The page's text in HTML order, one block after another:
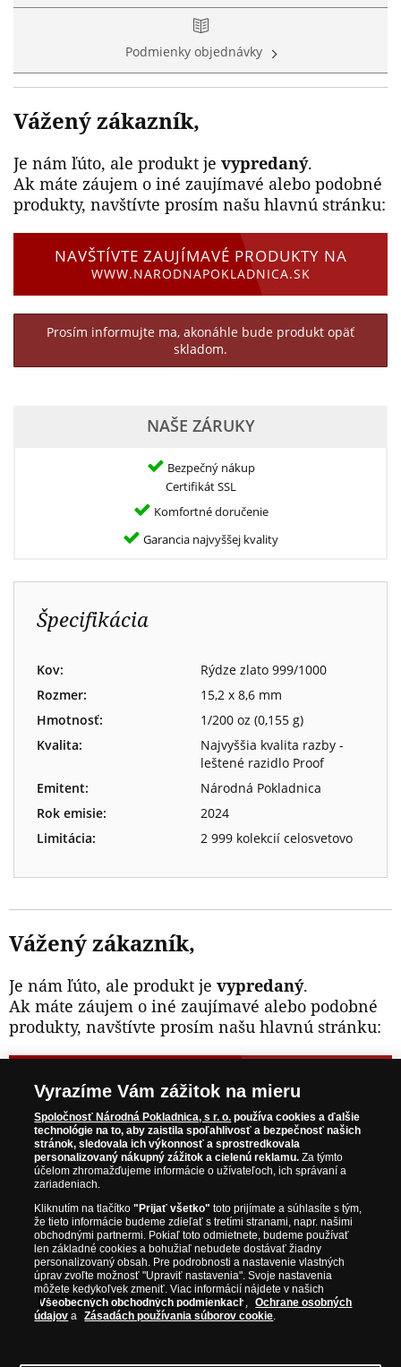
Podmienky objednávky
Vážený zákazník,
Je nám ľúto, ale produkt je vypredaný.
Ak máte záujem o iné zaujímavé alebo podobné
produkty, navštívte prosím našu hlavnú stránku:
NAVŠTÍVTE ZAUJÍMAVÉ PRODUKTY NA
WWW.NARODNAPOKLADNICA.SK
Prosím informujte ma, akonáhle bude produkt opäť
skladom.
NAŠE ZÁRUKY
Bezpečný nákup
Certifikát SSL
Komfortné doručenie
Garancia najvyššej kvality
Špecifikácia
Kov:
Rýdze zlato 999/1000
Rozmer:
15,2 x 8,6 mm
Hmotnosť:
1/200 oz (0,155 g)
Kvalita:
Najvyššia kvalita razby -
leštené razidlo Proof
Emitent:
Národná Pokladnica
Rok emisie:
2024
Limitácia:
2 999 kolekcií celosvetovo
Vážený zákazník,
Je nám ľúto, ale produkt je vypredaný.
Ak máte záujem o iné zaujímavé alebo podobné
produkty, navštívte prosím našu hlavnú stránku:
WWW.NARODNAPOKLADNICA.SK
Prosím informujte ma, akonáhle bude produkt opäť
skladom.
NAŠE ZÁRUKY
Bezpečný nákup
Certifikát SSL
Garancia najvyššej kvality
Vyrazíme Vám zážitok na mieru
Spoločnosť Národná Pokladnica, s r. o. používa cookies a ďalšie
technológie na to, aby zaistila spoľahlivosť a bezpečnosť našich
stránok, sledovala ich výkonnosť a sprostredkovala
personalizovaný nákupný zážitok a cielenú reklamu. Za týmto
účelom zhromažďujeme informácie o užívateľoch, ich správaní a
zariadeniach.
Kliknutím na tlačítko"Prijať všetko" toto prijímate a súhlasíte s tým,
že tieto informácie budeme zdieľať s tretími stranami, napr. našimi
obchodnými partnermi. Pokiaľ toto odmietnete, budeme používať
len základné cookies a bohužiaľ nebudete dostávať žiadny
personalizovaný obsah. Pre podrobnosti a nastavenie vlastných
úprav zvoľte možnosť "Upraviť nastavenia". Svoje nastavenia
môžete kedykoľvek zmeniť. Viac informácií nájdete v našich
Všeobecných obchodných podmienkach ,
Ochrane osobných
údajov a Zásadách používania súborov cookie.